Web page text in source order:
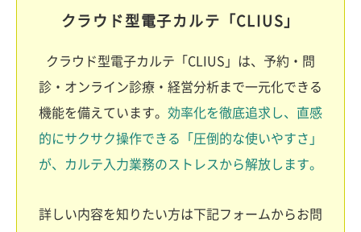
クラウド型電子カルテ「CLIUS」
クラウド型電子カルテ「CLIUS」は、予約・問
診・オンライン診療・経営分析まで一元化できる
機能を備えています。 効率化を徹底追求し、直感
的にサクサク操作できる「圧倒的な使いやすさ」
が、カルテ入力業務のストレスから解放します。
詳しい内容を知りたい方は下記フォームからお問